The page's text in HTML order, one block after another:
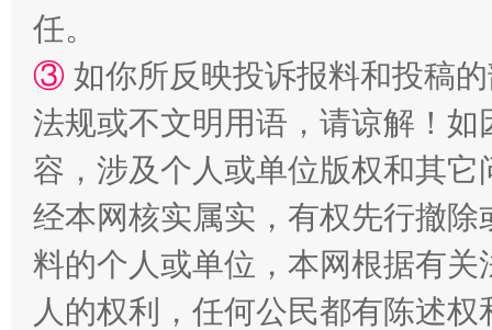
“蜀中异人”王建安的艺术幻境
任。
③ 如你所反映投诉报料和投稿
法规或不文明用语，请谅解！
容，涉及个人或单位版权和其它
经本网核实属实，有权先行撤
料的个人或单位，本网根据有
人的权利，任何公民都有陈述